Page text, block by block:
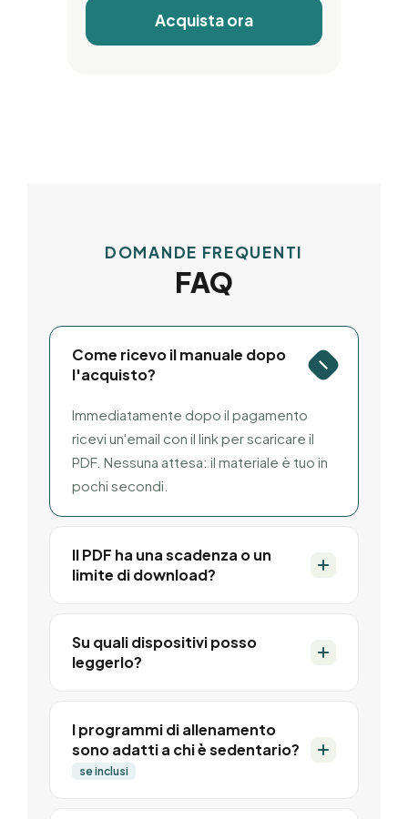
Acquista ora
DOMANDE FREQUENTI
FAQ
Come ricevo il manuale dopo
l'acquisto?
Immediatamente dopo il pagamento
ricevi un'email con il link per scaricare il
PDF. Nessuna attesa: il materiale è tuo in
pochi secondi.
Il PDF ha una scadenza o un
limite di download?
No. Una volta scaricato il manuale è tuo
per sempre, senza scadenze né
limitazioni. Puoi salvarlo sul tuo
Su quali dispositivi posso
leggerlo?
Su qualsiasi dispositivo: smartphone,
tablet, computer. Il formato PDF è
universale e compatibile con tutti i
sistemi operativi. Puoi anche stamparlo
se preferisci avere una copia cartacea.
I programmi di allenamento
sono adatti a chi è sedentario?
se inclusi
Sì. I manuali sono strutturati con una